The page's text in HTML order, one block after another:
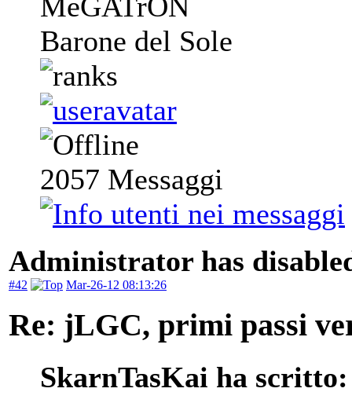
Barone del Sole
2057 Messaggi
Administrator has
#42 Mar-26-12 08:13:26
Re: jLGC, primi passi
SkarnTasKai ha scritto: